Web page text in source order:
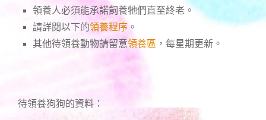
領養人必須能承諾飼養牠們直至終老。
請詳閱以下的領養程序 。
其他待領養動物請留意領養區 ，每星期更新。
待領養狗狗的資料：